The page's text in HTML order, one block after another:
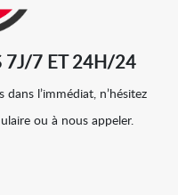
7J/7 ET 24H/24
dans l’immédiat, n’hésitez
ou à nous appeler.